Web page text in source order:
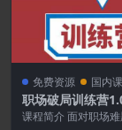
免费资源 国内
职场破局训练营
破局之术,从小白
课程简介 面对职场